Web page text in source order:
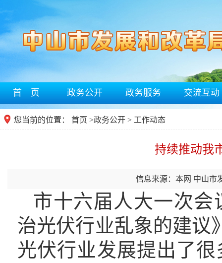
首 页 政务公开 政务服务 交流互动
您当前的位置： 首页 >政务公开 > 工作动态
持续推动我
信息来源：本网 中山市
市十六届人大一次会
治光伏行业乱象的建议
光伏行业发展提出了